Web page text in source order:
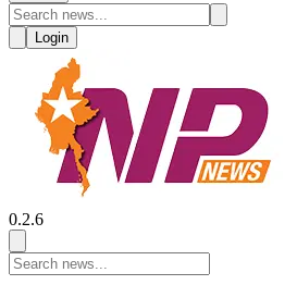
Login
0.2.6